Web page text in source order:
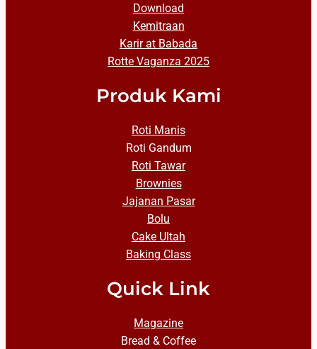
Download
Kemitraan
Karir at Babada
Rotte Vaganza 2025
Produk Kami
Roti Manis
Roti Gandum
Roti Tawar
Brownies
Jajanan Pasar
Bolu
Cake Ultah
Baking Class
Quick Link
Magazine
Bread & Coffee